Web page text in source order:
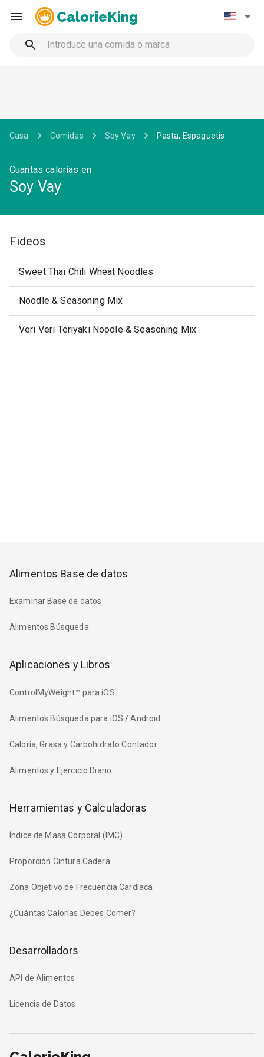
CalorieKing
Casa Comidas Soy Vay Pasta, Espaguetis
Cuantas calorías en
Soy Vay
Fideos
Sweet Thai Chili Wheat Noodles
Noodle & Seasoning Mix
Veri Veri Teriyaki Noodle & Seasoning Mix
Alimentos Base de datos
Examinar Base de datos
Alimentos Búsqueda
Aplicaciones y Libros
ControlMyWeight™ para iOS
Alimentos Búsqueda para iOS / Android
Caloría, Grasa y Carbohidrato Contador
Alimentos y Ejercicio Diario
Herramientas y Calculadoras
Índice de Masa Corporal (IMC)
Proporción Cintura Cadera
Zona Objetivo de Frecuencia Cardíaca
¿Cuántas Calorías Debes Comer?
Desarrolladors
API de Alimentos
Licencia de Datos